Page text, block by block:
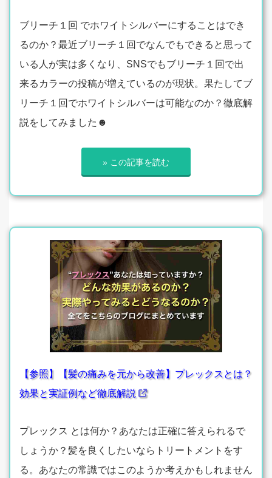
ブリーチ１回 でホワイトシルバーにすることはでき
るのか？最近ブリーチ１回でなんでもできると思って
いる人が実は多くなり、SNSでもブリーチ１回で出
来るカラーの投稿が増えているのが現状。果たしてブ
リーチ１回でホワイトシルバーは可能なのか？徹底解
説をしてみました☻
» この記事を読む
【参照】【髪の痛みを元から改善】プレックスとは？
効果と実証例など徹底解説
プレックス とは何か？あなたは正確に答えられるで
しょうか？髪を良くしたいならトリートメントをす
る。あなたの常識ではこのようか考えかもしれません